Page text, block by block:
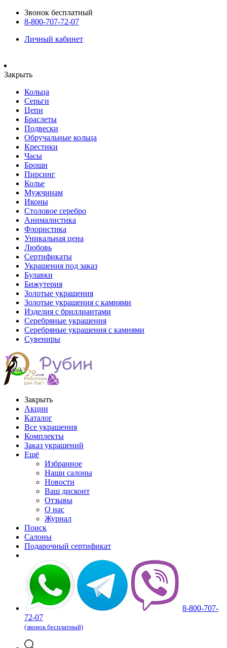
Звонок бесплатный
8-800-707-72-07
Личный кабинет
Закрыть
Кольца
Серьги
Цепи
Браслеты
Подвески
Обручальные кольца
Крестики
Часы
Броши
Пирсинг
Колье
Мужчинам
Иконы
Столовое серебро
Анималистика
Флористика
Уникальная цена
Любовь
Сертификаты
Украшения под заказ
Булавки
Бижутерия
Золотые украшения
Золотые украшения с камнями
Изделия с бриллиантами
Серебряные украшения
Серебряные украшения с камнями
Сувениры
Закрыть
Акции
Каталог
Все украшения
Комплекты
Заказ украшений
Ещё
Избранное
Наши салоны
Новости
Ваш дисконт
Отзывы
О нас
Журнал
Поиск
Салоны
Подарочный сертификат
8-800-707-
72-07
(звонок бесплатный)